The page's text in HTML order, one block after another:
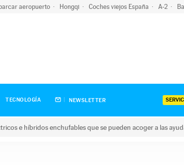
aeropuerto Hongqi Coches viejos España A-2
TECNOLOGÍA NEWSLETTER
e híbridos enchufables que se pueden acoger a las